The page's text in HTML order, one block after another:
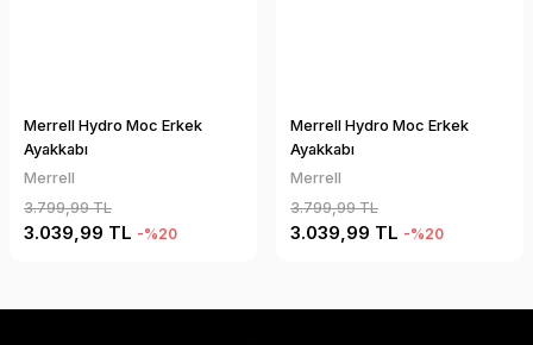
Merrell Hydro Moc Erkek
Ayakkabı
Merrell
3.799,99 TL
3.039,99 TL -%20
Merrell Hydro Moc Erkek
Ayakkabı
Merrell
3.799,99 TL
3.039,99 TL -%20